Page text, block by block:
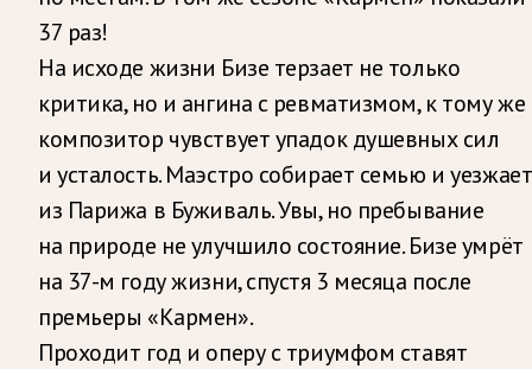
37 раз!
На исходе жизни Бизе терзает не только
критика, но и ангина с ревматизмом, к тому же
композитор чувствует упадок душевных сил
и усталость. Маэстро собирает семью и уезжает
из Парижа в Буживаль. Увы, но пребывание
на природе не улучшило состояние. Бизе умрёт
на 37-м году жизни, спустя 3 месяца после
премьеры «Кармен».
Проходит год и оперу с триумфом ставят